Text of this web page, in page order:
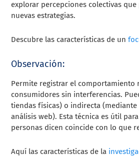
explorar percepciones colectivas
nuevas estrategias.
Descubre las características de un
Observación:
Permite registrar el comportamiento
consumidores sin interferencias.
tiendas físicas) o indirecta
análisis web). Esta técnica es útil
personas dicen coincide con lo que
Aquí las características de la